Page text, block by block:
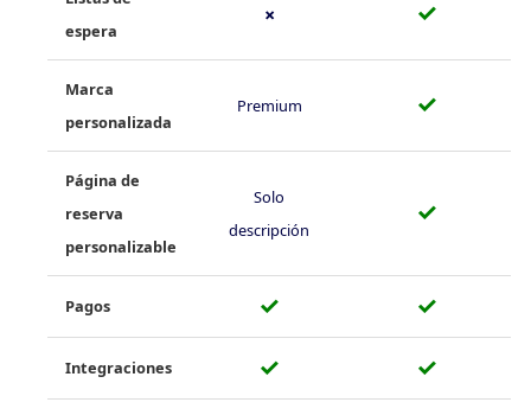
espera
✗ ✓
Marca
personalizada
Premium ✓
Página de
reserva
personalizable
Solo
descripción
✓
Pagos ✓ ✓
Integraciones ✓ ✓